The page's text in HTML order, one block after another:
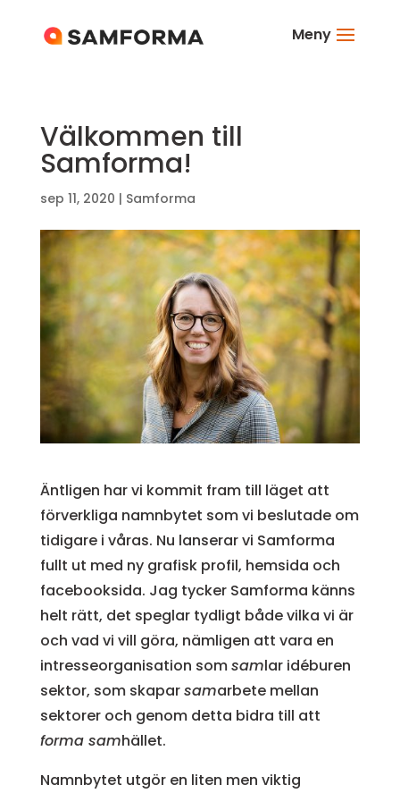
Meny
Välkommen till
Samforma!
sep 11, 2020 | Samforma
Äntligen har vi kommit fram till läget att
förverkliga namnbytet som vi beslutade om
tidigare i våras. Nu lanserar vi Samforma
fullt ut med ny grafisk profil, hemsida och
facebooksida. Jag tycker Samforma känns
helt rätt, det speglar tydligt både vilka vi är
och vad vi vill göra, nämligen att vara en
intresseorganisation somsamlar idéburen
sektor, som skaparsamarbete mellan
sektorer och genom detta bidra till att
forma samhället.
Namnbytet utgör en liten men viktig